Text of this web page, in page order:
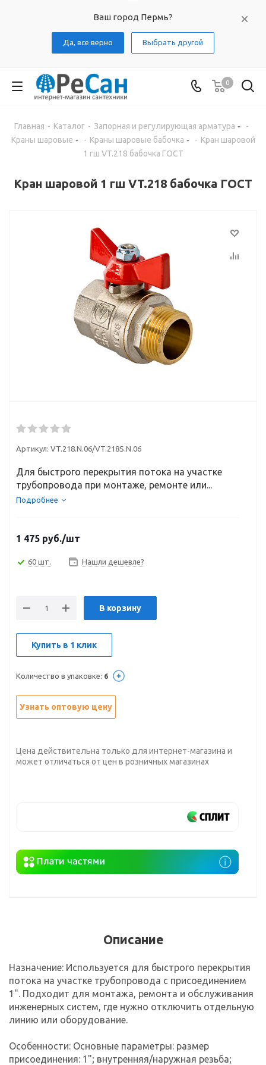
Ваш город Пермь?
Да, все верно Выбрать другой
0
Главная - Каталог - Запорная и регулирующая арматура
-
Краны шаровые
- Краны шаровые бабочка - Кран шаровой
1 гш VT.218 бабочка ГОСТ
Кран шаровой 1 гш VT.218 бабочка ГОСТ
Артикул: VT.218.N.06/VT.218S.N.06
Для быстрого перекрытия потока на участке
трубопровода при монтаже, ремонте или...
Подробнее
1 475 руб./шт
60 шт. Нашли дешевле?
В корзину
Купить в 1 клик
Количество в упаковке: 6
Узнать оптовую цену
Цена действительна только для интернет-магазина и
может отличаться от цен в розничных магазинах
Описание
Назначение: Используется для быстрого перекрытия
потока на участке трубопровода с присоединением
1". Подходит для монтажа, ремонта и обслуживания
инженерных систем, где нужно отключить отдельную
линию или оборудование.
Особенности: Основные параметры: размер
присоединения: 1"; внутренняя/наружная резьба;